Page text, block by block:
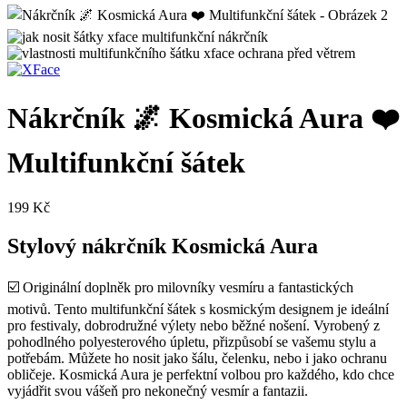
Nákrčník 🌌 Kosmická Aura ❤️
Multifunkční šátek
199 Kč
Stylový nákrčník Kosmická Aura
☑️ Originální doplněk pro milovníky vesmíru a fantastických
motivů. Tento multifunkční šátek s kosmickým designem je ideální
pro festivaly, dobrodružné výlety nebo běžné nošení. Vyrobený z
pohodlného polyesterového úpletu, přizpůsobí se vašemu stylu a
potřebám. Můžete ho nosit jako šálu, čelenku, nebo i jako ochranu
obličeje. Kosmická Aura je perfektní volbou pro každého, kdo chce
vyjádřit svou vášeň pro nekonečný vesmír a fantazii.